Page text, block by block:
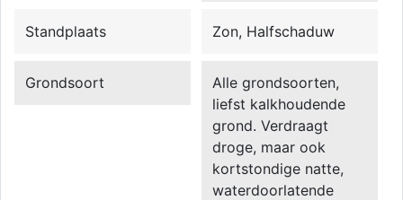
Standplaats Zon, Halfschaduw
Grondsoort
Alle grondsoorten,
liefst kalkhoudende
grond. Verdraagt
droge, maar ook
kortstondige natte,
waterdoorlatende